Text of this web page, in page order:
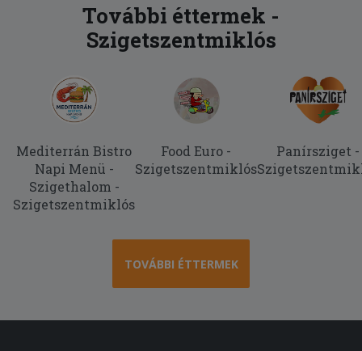
További éttermek -
Szigetszentmiklós
Mediterrán Bistro
Napi Menü -
Szigethalom -
Szigetszentmiklós
Food Euro -
Szigetszentmiklós
Panírsziget -
TOVÁBBI ÉTTERMEK